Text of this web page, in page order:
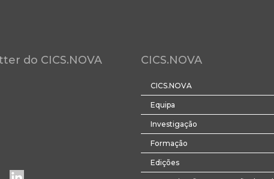
do CICS.NOVA CICS.NOVA
CICS.NOVA
Equipa
Investigação
Formação
Edições